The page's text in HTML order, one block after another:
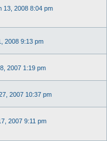
13, 2008 8:04 pm
2008 9:13 pm
2007 1:19 pm
2007 10:37 pm
2007 9:11 pm